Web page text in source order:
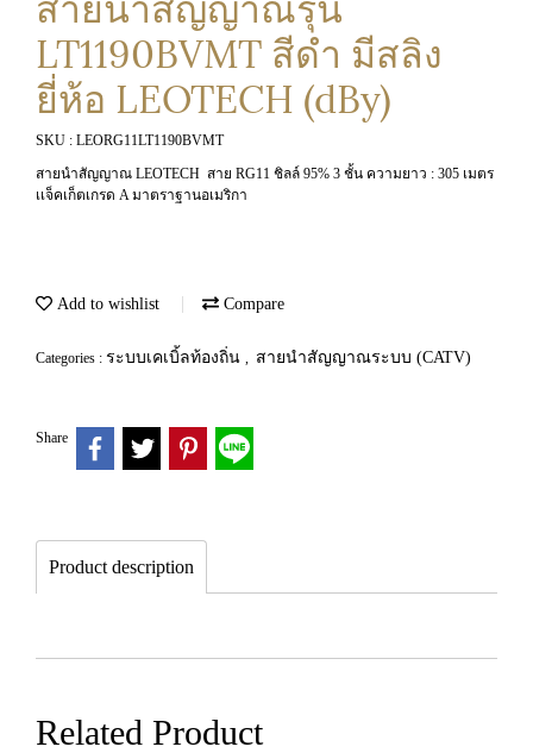
LT1190BVMT สีดำ มีสลิง
ยี่ห้อ LEOTECH (dBy)
SKU : LEORG11LT1190BVMT
สายนำสัญญาณ LEOTECH สาย RG11 ชิลล์ 95% 3 ชั้น ความยาว : 305 เมตร
เเจ็คเก็ตเกรด A มาตราฐานอเมริกา
Add to wishlist Compare
Categories : ระบบเคเบิ้ลท้องถิ่น , สายนำสัญญาณระบบ (CATV)
Share
Product description
Related Product